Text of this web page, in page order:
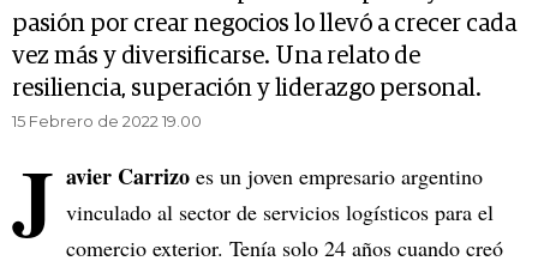
pasión por crear negocios lo llevó a crecer cada
vez más y diversificarse. Una relato de
resiliencia, superación y liderazgo personal.
15 Febrero de 2022 19.00
J avier Carrizo es un joven empresario argentino
vinculado al sector de servicios logísticos para el
comercio exterior. Tenía solo 24 años cuando creó